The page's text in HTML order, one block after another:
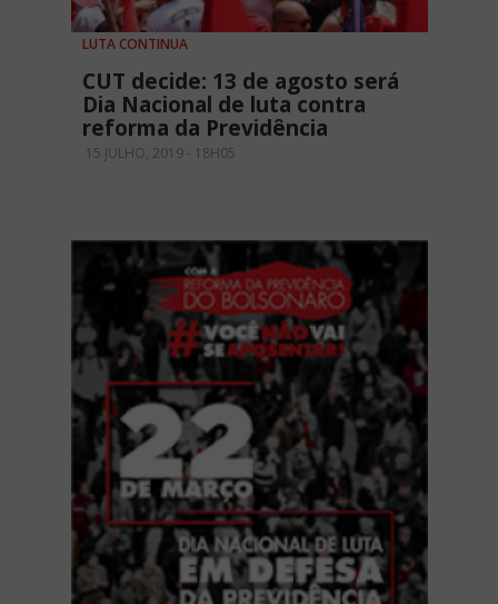
LUTA CONTINUA
CUT decide: 13 de agosto será
Dia Nacional de luta contra
reforma da Previdência
15 JULHO, 2019 - 18H05